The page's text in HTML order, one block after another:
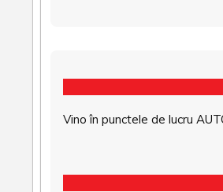
Vino în punctele de lucru